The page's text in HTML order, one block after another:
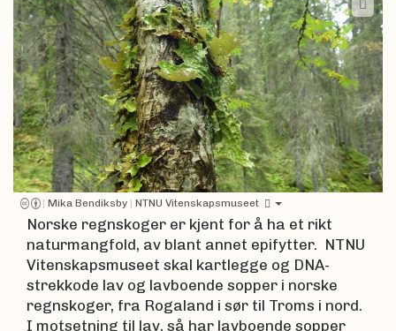
| Mika Bendiksby | NTNU Vitenskapsmuseet
Norske regnskoger er kjent for å ha et rikt
naturmangfold, av blant annet epifytter. NTNU
Vitenskapsmuseet skal kartlegge og DNA-
strekkode lav og lavboende sopper i norske
regnskoger, fra Rogaland i sør til Troms i nord.
I motsetning til lav, så har lavboende sopper